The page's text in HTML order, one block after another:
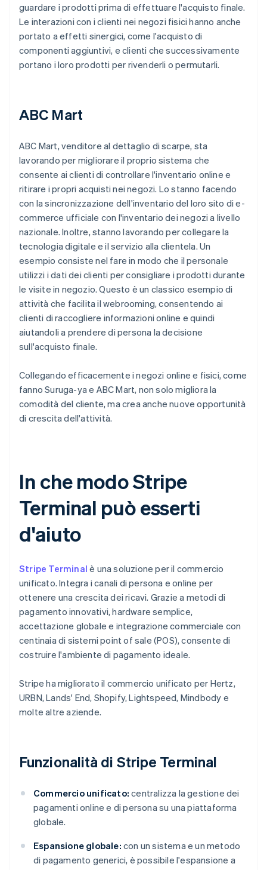
guardare i prodotti prima di effettuare l'acquisto finale.
Le interazioni con i clienti nei negozi fisici hanno anche
portato a effetti sinergici, come l'acquisto di
componenti aggiuntivi, e clienti che successivamente
portano i loro prodotti per rivenderli o permutarli.
ABC Mart
ABC Mart, venditore al dettaglio di scarpe, sta
lavorando per migliorare il proprio sistema che
consente ai clienti di controllare l'inventario online e
ritirare i propri acquisti nei negozi. Lo stanno facendo
con la sincronizzazione dell'inventario del loro sito di e-
commerce ufficiale con l'inventario dei negozi a livello
nazionale. Inoltre, stanno lavorando per collegare la
tecnologia digitale e il servizio alla clientela. Un
esempio consiste nel fare in modo che il personale
utilizzi i dati dei clienti per consigliare i prodotti durante
le visite in negozio. Questo è un classico esempio di
attività che facilita il webrooming, consentendo ai
clienti di raccogliere informazioni online e quindi
aiutandoli a prendere di persona la decisione
sull'acquisto finale.
Collegando efficacemente i negozi online e fisici, come
fanno Suruga-ya e ABC Mart, non solo migliora la
comodità del cliente, ma crea anche nuove opportunità
di crescita dell'attività.
In che modo Stripe
Terminal può esserti
d'aiuto
Stripe Terminal è una soluzione per il commercio
unificato. Integra i canali di persona e online per
ottenere una crescita dei ricavi. Grazie a metodi di
pagamento innovativi, hardware semplice,
accettazione globale e integrazione commerciale con
centinaia di sistemi point of sale (POS), consente di
costruire l'ambiente di pagamento ideale.
Stripe ha migliorato il commercio unificato per Hertz,
URBN, Lands' End, Shopify, Lightspeed, Mindbody e
molte altre aziende.
Funzionalità di Stripe Terminal
Commercio unificato: centralizza la gestione dei
pagamenti online e di persona su una piattaforma
globale.
Espansione globale: con un sistema e un metodo
di pagamento generici, è possibile l'espansione a